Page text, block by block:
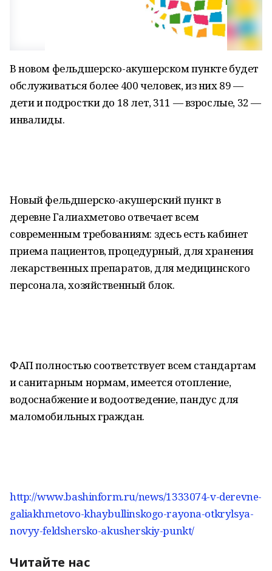
В новом фельдшерско-акушерском пункте будет
обслуживаться более 400 человек, из них 89 —
дети и подростки до 18 лет, 311 — взрослые, 32 —
инвалиды.
Новый фельдшерско-акушерский пункт в
деревне Галиахметово отвечает всем
современным требованиям: здесь есть кабинет
приема пациентов, процедурный, для хранения
лекарственных препаратов, для медицинского
персонала, хозяйственный блок.
ФАП полностью соответствует всем стандартам
и санитарным нормам, имеется отопление,
водоснабжение и водоотведение, пандус для
маломобильных граждан.
http://www.bashinform.ru/news/1333074-v-derevne-
galiakhmetovo-khaybullinskogo-rayona-otkrylsya-
novyy-feldshersko-akusherskiy-punkt/
Читайте нас